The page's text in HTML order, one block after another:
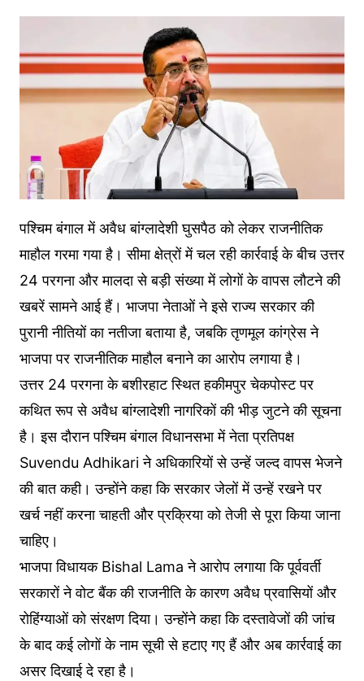
पश्चिम बंगाल में अवैध बांग्लादेशी घुसपैठ को लेकर राजनीतिक
माहौल गरमा गया है। सीमा क्षेत्रों में चल रही कार्रवाई के बीच उत्तर
24 परगना और मालदा से बड़ी संख्या में लोगों के वापस लौटने की
खबरें सामने आई हैं। भाजपा नेताओं ने इसे राज्य सरकार की
पुरानी नीतियों का नतीजा बताया है, जबकि तृणमूल कांग्रेस ने
भाजपा पर राजनीतिक माहौल बनाने का आरोप लगाया है।
उत्तर 24 परगना के बशीरहाट स्थित हकीमपुर चेकपोस्ट पर
कथित रूप से अवैध बांग्लादेशी नागरिकों की भीड़ जुटने की सूचना
है। इस दौरान पश्चिम बंगाल विधानसभा में नेता प्रतिपक्ष
Suvendu Adhikari ने अधिकारियों से उन्हें जल्द वापस भेजने
की बात कही। उन्होंने कहा कि सरकार जेलों में उन्हें रखने पर
खर्च नहीं करना चाहती और प्रक्रिया को तेजी से पूरा किया जाना
चाहिए।
भाजपा विधायक Bishal Lama ने आरोप लगाया कि पूर्ववर्ती
सरकारों ने वोट बैंक की राजनीति के कारण अवैध प्रवासियों और
रोहिंग्याओं को संरक्षण दिया। उन्होंने कहा कि दस्तावेजों की जांच
के बाद कई लोगों के नाम सूची से हटाए गए हैं और अब कार्रवाई का
असर दिखाई दे रहा है।